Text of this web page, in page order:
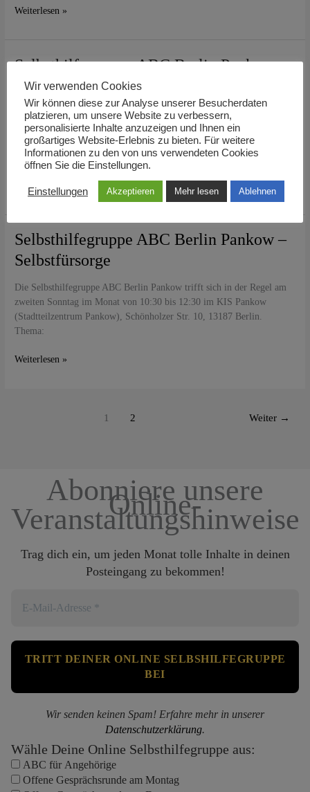
Weiterlesen »
Selbsthilfegruppe ABC Berlin Pankow –
Hochsensibilität
Die Selbsthilfegruppe ABC Berlin Pankow trifft sich in der Regel am
zweiten Sonntag im Monat von 10:30 bis 12:30 im KIS Pankow
(Stadtteilzentrum Pankow), Schönholzer Str. 10, 13187 Berlin.
Thema:
Selbsthilfegruppe
Berlin
Pankow
Hochsensibilität
Weiterlesen »
Selbsthilfegruppe ABC Berlin Pankow –
Selbstfürsorge
Die Selbsthilfegruppe ABC Berlin Pankow trifft sich in der Regel am
zweiten Sonntag im Monat von 10:30 bis 12:30 im KIS Pankow
(Stadtteilzentrum Pankow), Schönholzer Str. 10, 13187 Berlin.
Thema:
Selbsthilfegruppe
Berlin
–
Selbstfürsorge
Weiterlesen »
1 2 Weiter →
Abonniere unsere
Online-
Veranstaltungshinweise
Trag dich ein, um jeden Monat tolle Inhalte in deinen
Posteingang zu bekommen!
Wir senden keinen Spam! Erfahre mehr in unserer
Datenschutzerklärung.
Wähle Deine Online Selbsthilfegruppe aus:
ABC für Angehörige
Offene Gesprächsrunde am Montag
Wir verwenden Cookies
Wir können diese zur Analyse unserer Besucherdaten
platzieren, um unsere Website zu verbessern,
personalisierte Inhalte anzuzeigen und Ihnen ein
großartiges Website-Erlebnis zu bieten. Für weitere
Informationen zu den von uns verwendeten Cookies
öffnen Sie die Einstellungen.
Einstellungen Akzeptieren Mehr lesen Ablehnen